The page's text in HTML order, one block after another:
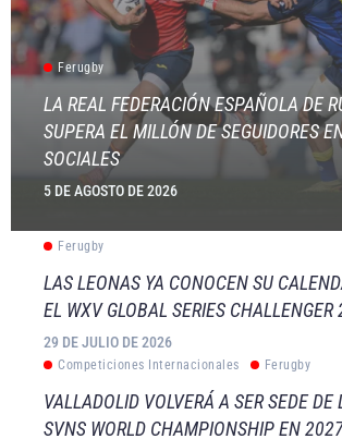
Ferugby
LA REAL FEDERACIÓN ESPAÑOLA DE
SUPERA EL MILLÓN DE SEGUIDORES
SOCIALES
5 DE AGOSTO DE 2026
Ferugby
LAS LEONAS YA CONOCEN SU
EL WXV GLOBAL SERIES CHALLENGER
29 DE JULIO DE 2026
Competiciones Internacionales Ferugby
VALLADOLID VOLVERÁ A SER SEDE DE
SVNS WORLD CHAMPIONSHIP EN